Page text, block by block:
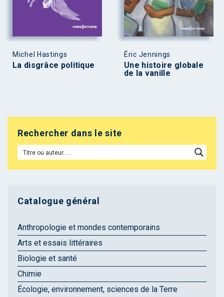
Michel Hastings
La disgrâce politique
Éric Jennings
Une histoire globale
de la vanille
Rechercher dans le site
Catalogue général
Anthropologie et mondes contemporains
Arts et essais littéraires
Biologie et santé
Chimie
Écologie, environnement, sciences de la Terre